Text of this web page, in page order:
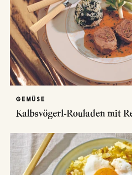
GEMÜSE
Kalbsvögerl-Rouladen mit